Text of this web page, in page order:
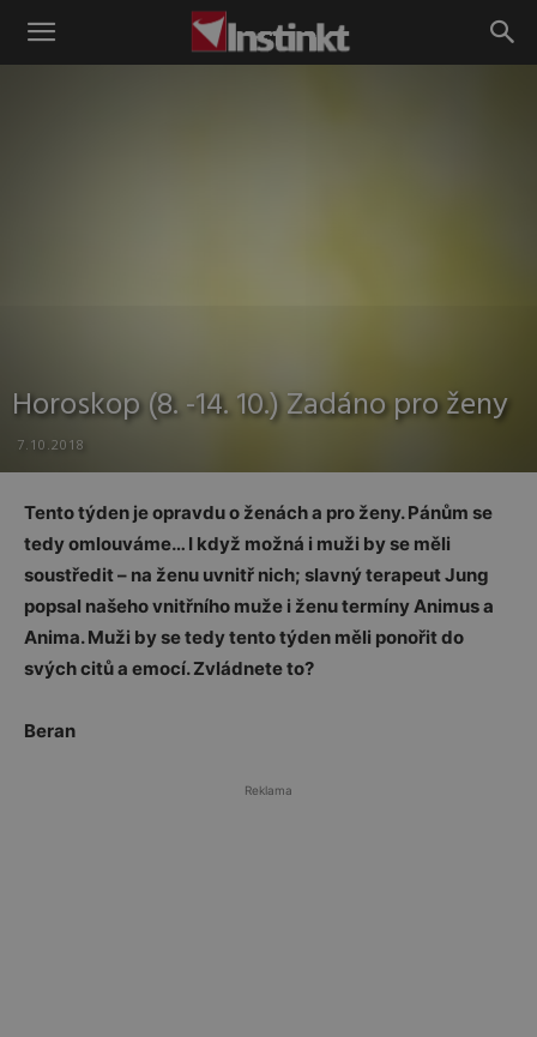
Instinkt
Horoskop (8. -14. 10.) Zadáno pro ženy
7.10.2018
Tento týden je opravdu o ženách a pro ženy. Pánům se
tedy omlouváme… I když možná i muži by se měli
soustředit – na ženu uvnitř nich; slavný terapeut Jung
popsal našeho vnitřního muže i ženu termíny Animus a
Anima. Muži by se tedy tento týden měli ponořit do
svých citů a emocí. Zvládnete to?
Beran
Reklama